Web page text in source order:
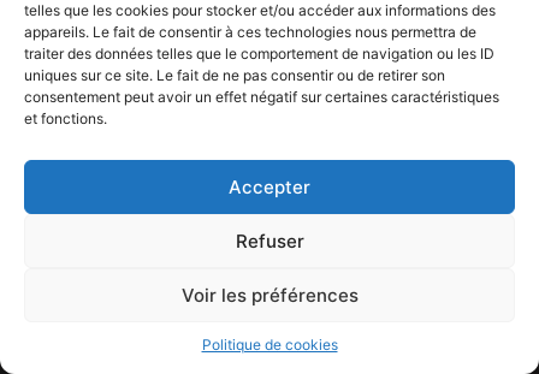
telles que les cookies pour stocker et/ou accéder aux informations des
appareils. Le fait de consentir à ces technologies nous permettra de
traiter des données telles que le comportement de navigation ou les ID
uniques sur ce site. Le fait de ne pas consentir ou de retirer son
consentement peut avoir un effet négatif sur certaines caractéristiques
et fonctions.
Accepter
Refuser
Voir les préférences
Politique de cookies
APPELEZ NOUS